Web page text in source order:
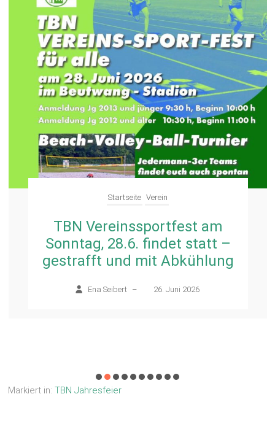
Startseite Verein
TBN Vereinssportfest am
Sonntag, 28.6. findet statt –
gestrafft und mit Abkühlung
Ena Seibert – 26. Juni 2026
Markiert in:TBN Jahresfeier